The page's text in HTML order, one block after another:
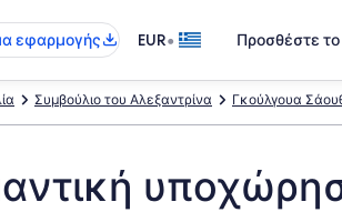
εφαρμογής
EUR• Προσθέστε
Γκούλγουα
Συμβούλιο του Αλεξαντρίνα